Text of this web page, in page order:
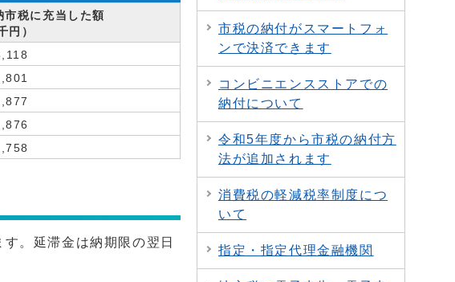
市税に充当した額
円）
。延滞金は納期限の翌日
市税の納付がスマートフォ
ンで決済できます
コンビニエンスストアでの
納付について
令和5年度から市税の納付方
法が追加されます
消費税の軽減税率制度につ
いて
指定・指定代理金融機関